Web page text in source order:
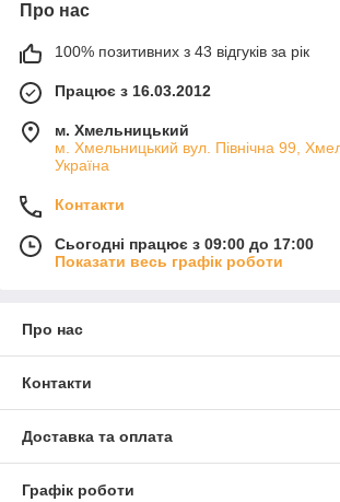
Про нас
100% позитивних з 43 відгуків за рік
Працює з 16.03.2012
м. Хмельницький
м. Хмельницький вул. Північна 99,
Україна
Контакти
Сьогодні працює з 09:00 до 17:00
Показати весь графік роботи
Про нас
Контакти
Доставка та оплата
Графік роботи